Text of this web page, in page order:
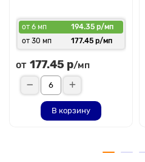
от 6 мп
194.35 р/мп
от 30 мп
177.45 р/мп
от 177.45 р/мп
В корзину